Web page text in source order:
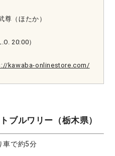
尊（ほたか）
20:00）
kawaba-onlinestore.com/
ブルワリー（栃木県）
車で約5分